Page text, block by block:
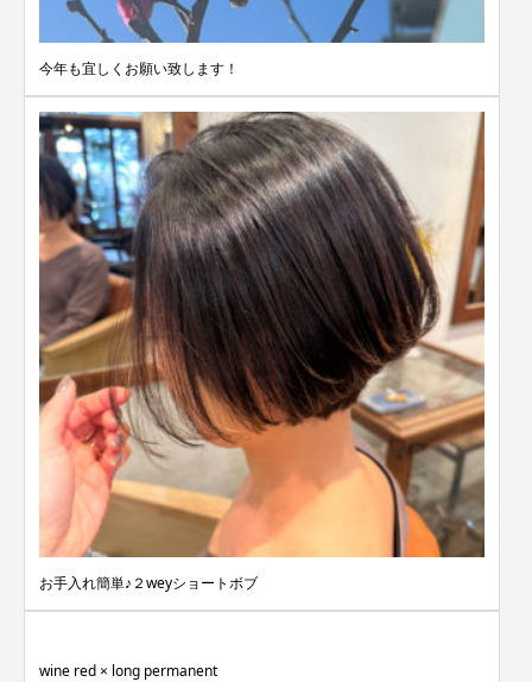
今年も宜しくお願い致します！
お手入れ簡単♪２weyショートボブ
wine red × long permanent